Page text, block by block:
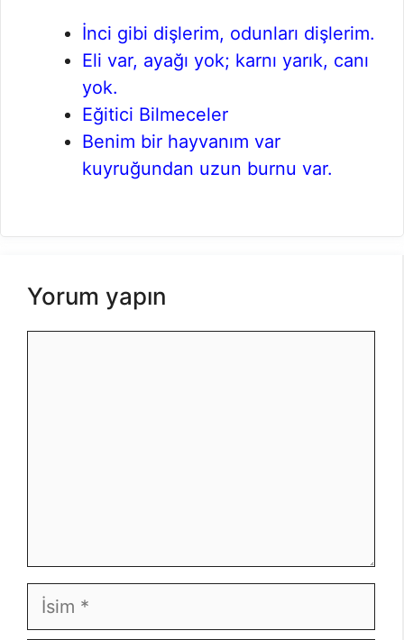
İnci gibi dişlerim, odunları dişlerim.
Eli var, ayağı yok; karnı yarık, canı
yok.
Eğitici Bilmeceler
Benim bir hayvanım var
kuyruğundan uzun burnu var.
Yorum yapın
İsim